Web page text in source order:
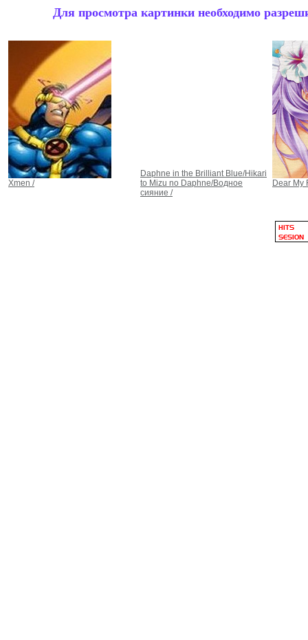
Для просмотра картинки необходимо
Xmen /
Daphne in the Brilliant Blue/Hikari
to Mizu no Daphne/Водное
сияние /
Dear My